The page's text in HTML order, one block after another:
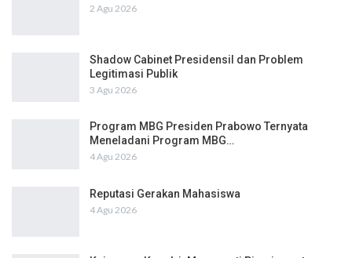
2 Agu 2026
Shadow Cabinet Presidensil dan Problem
Legitimasi Publik
3 Agu 2026
Program MBG Presiden Prabowo Ternyata
Meneladani Program MBG…
4 Agu 2026
Reputasi Gerakan Mahasiswa
4 Agu 2026